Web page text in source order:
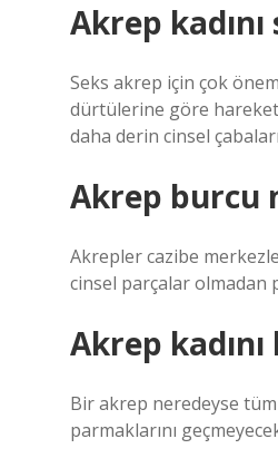
Akrep
Seks akrep için çok
dürtülerine göre
daha derin cinsel
Akrep burcu
Akrepler cazibe
cinsel parçalar olmadan
Akrep
Bir akrep neredeyse
parmaklarını